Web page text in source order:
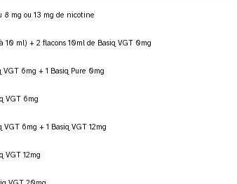
8 mg ou 13 mg de nicotine
ml) + 2 flacons 10ml de Basiq VGT 0mg
6mg + 1 Basiq Pure 0mg
VGT 6mg
6mg + 1 Basiq VGT 12mg
VGT 12mg